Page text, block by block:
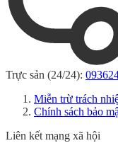
Trực sản (24/24):
Miễn trừ trách
Chính sách bảo
Liên kết mạng xã hội